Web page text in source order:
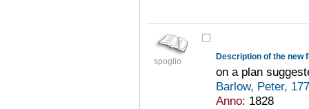
spoglio
on a plan
Barlow, Peter,
Anno: 1828